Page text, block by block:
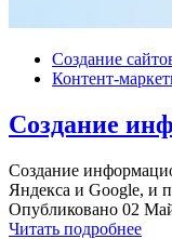
Создание
Контент-
Создание
Создание
Яндекса и Google, и
Опубликовано 02
Читать подробнее